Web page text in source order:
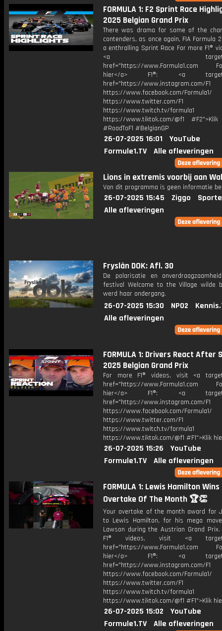
FORMULA 1: F2 Sprint Race
2025 Belgian Grand Prix
There was drama for some of the
contenders, as once again, FIA Formula
a enthralling Sprint Race For more F1®
<a
href="https://www.Formula1.com
hier</a> F1®: <a
href="https://www.instagram.com/F1
https://www.facebook.com/Formula1/
https://www.twitter.com/F1
https://www.twitch.tv/formula1
https://www.tiktok.com/@f1
#RoadToF1 #BelgianGP
26-07-2025 16:01
YouTube
Formule1.TV
Alle afleveringen
Lions in extremis voorbij aan
Van dit programma is geen informatie
26-07-2025 15:45 Ziggo
Alle afleveringen
Fryslân DOK: Afl. 30
De polarisatie en
festival Welcome to the Village wilde
werd haar ondergang.
26-07-2025 15:30 NPO2
Alle afleveringen
FORMULA 1: Drivers React After
2025 Belgian Grand Prix
For more F1® videos, visit <a
href="https://www.Formula1.com
hier</a> F1®: <a
href="https://www.instagram.com/F1
https://www.facebook.com/Formula1/
https://www.twitter.com/F1
https://www.twitch.tv/formula1
https://www.tiktok.com/@f1 #F1">Klik
26-07-2025 15:26
YouTube
Formule1.TV
Alle afleveringen
FORMULA 1: Lewis Hamilton
Overtake Of The Month 🏆👏
Your overtake of the month award for
to Lewis Hamilton, for his mega
Lawson during the Austrian Grand
F1® videos, visit <a
href="https://www.Formula1.com
hier</a> F1®: <a
href="https://www.instagram.com/F1
https://www.facebook.com/Formula1/
https://www.twitter.com/F1
https://www.twitch.tv/formula1
https://www.tiktok.com/@f1 #F1">Klik
26-07-2025 15:02
YouTube
Formule1.TV
Alle afleveringen